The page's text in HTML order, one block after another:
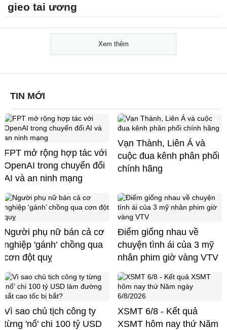
gieo tai ương
Xem thêm
TIN MỚI
FPT mở rộng hợp tác với
OpenAI trong chuyển đổi
AI và an ninh mạng
Vạn Thành, Liên Á và
cuộc đua kênh phân phối
chính hãng
Người phụ nữ bán cả cơ
nghiệp 'gánh’ chồng qua
cơn đột quỵ
Điểm giống nhau về
chuyện tình ái của 3 mỹ
nhân phim giờ vàng VTV
Vì sao chủ tịch công ty
từng 'nổ' chi 100 tỷ USD
XSMT 6/8 - Kết quả
XSMT hôm nay thứ Năm